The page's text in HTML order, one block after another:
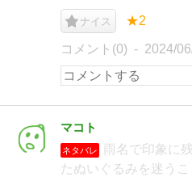
ナイス ★2
コメント(0) 2024/
マコト
ネタバレ
雨名で印象に
たぬいぐるみを迷う